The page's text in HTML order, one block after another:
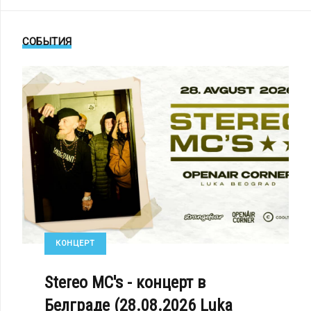
РОССИЯ) IN STRICT CONFIDENCE - КОНЦЕРТ НА X MOSCOW
СОБЫТИЯ
КОНЦЕРТ
Stereo MC's - концерт в
Белграде (28.08.2026 Luka